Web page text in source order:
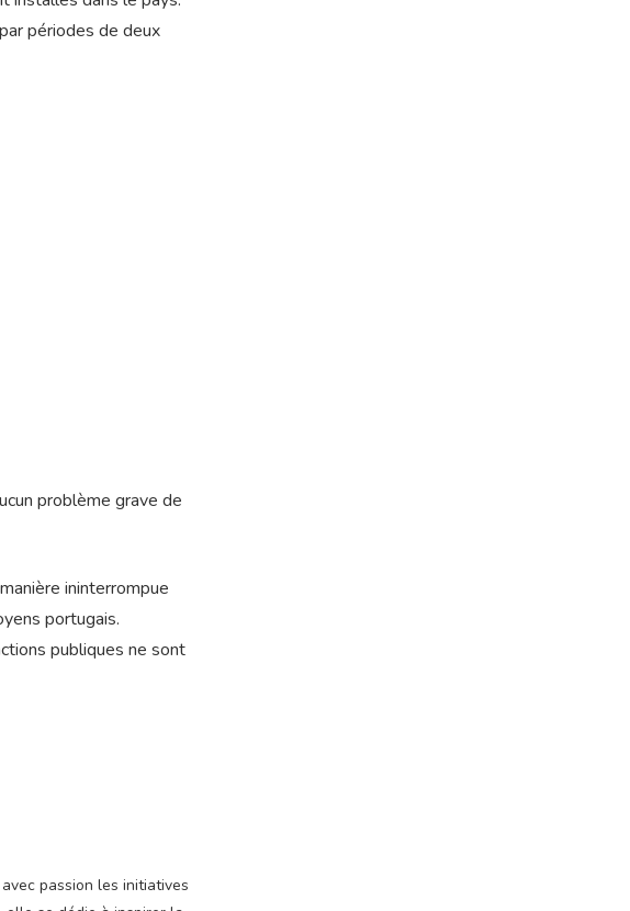
périodes de deux
problème grave de
ininterrompue
portugais.
publiques ne sont
passion les initiatives